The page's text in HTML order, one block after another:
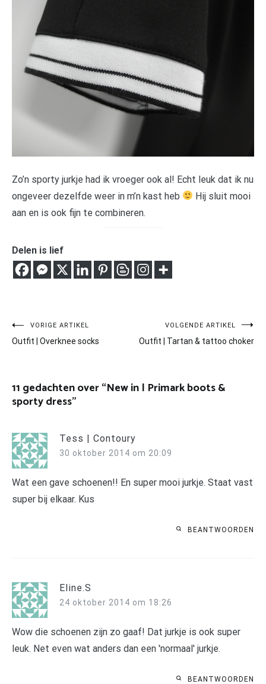
Zo’n sporty jurkje had ik vroeger ook al! Echt leuk dat ik nu
ongeveer dezelfde weer in m’n kast heb
Hij sluit mooi
aan en is ook fijn te combineren.
Delen is lief
Bericht
navigatie
VORIGE ARTIKEL
Outfit | Overknee socks
VOLGENDE ARTIKEL
Outfit | Tartan & tattoo choker
11 gedachten over “New in | Primark boots &
sporty dress”
Tess | Contoury
30 oktober 2014 om 20:09
Wat een gave schoenen!! En super mooi jurkje. Staat vast
super bij elkaar. Kus
BEANTWOORDEN
Eline.S
24 oktober 2014 om 18:26
Wow die schoenen zijn zo gaaf! Dat jurkje is ook super
leuk. Net even wat anders dan een 'normaal' jurkje.
BEANTWOORDEN